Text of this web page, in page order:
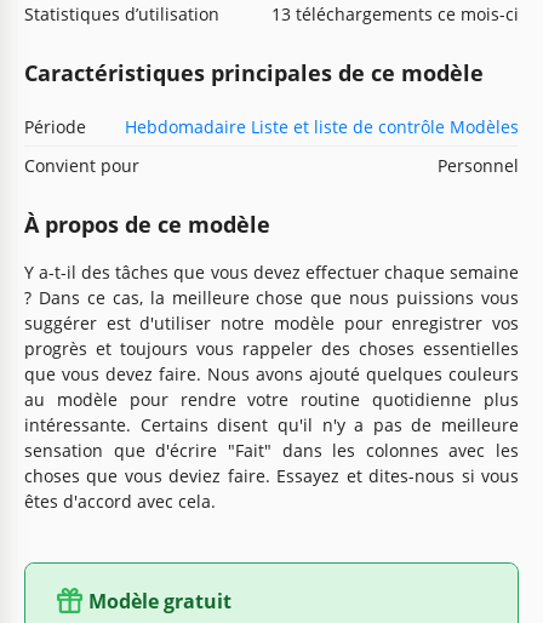
Statistiques d’utilisation
13 téléchargements ce mois-ci
Caractéristiques principales de ce modèle
Période
Hebdomadaire Liste et liste de contrôle Modèles
Convient pour
Personnel
À propos de ce modèle
Y a-t-il des tâches que vous devez effectuer chaque semaine
? Dans ce cas, la meilleure chose que nous puissions vous
suggérer est d'utiliser notre modèle pour enregistrer vos
progrès et toujours vous rappeler des choses essentielles
que vous devez faire. Nous avons ajouté quelques couleurs
au modèle pour rendre votre routine quotidienne plus
intéressante. Certains disent qu'il n'y a pas de meilleure
sensation que d'écrire "Fait" dans les colonnes avec les
choses que vous deviez faire. Essayez et dites-nous si vous
êtes d'accord avec cela.
Modèle gratuit